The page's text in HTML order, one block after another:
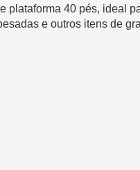
plataforma 40 pés, ideal
e outros itens de